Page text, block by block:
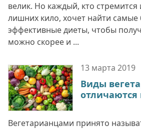
велик. Но каждый, кто стремится
лишних кило, хочет найти
эффективные диеты, чтобы
можно скорее и ...
13 марта 2019
Виды
отличаются
Вегетарианцами принято